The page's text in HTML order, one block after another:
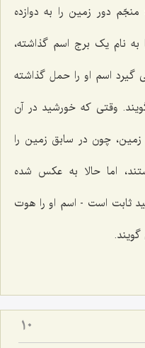
دور زمین را به دوازده
نام یک برج اسم گذاشته،
گیرد اسم او را حمل گذاشته
وقتی که خورشید در آن
چون در سابق زمین را
اما حالا به عکس شده
ثابت است - اسم او را هوت
10